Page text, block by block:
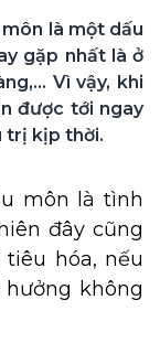
là một dấu
gặp nhất là ở
Vì vậy, khi
được tới ngay
trị kịp thời.
môn là tình
đây cũng
hóa, nếu
không